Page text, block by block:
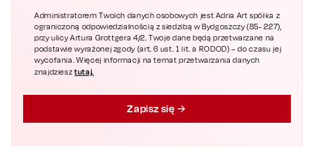
Administratorem Twoich danych osobowych jest Adria Art spółka z
ograniczoną odpowiedzialnością z siedzibą w Bydgoszczy (85- 227),
przy ulicy Artura Grottgera 4/2. Twoje dane będą przetwarzane na
podstawie wyrażonej zgody (art. 6 ust. 1 lit. a RODOD) – do czasu jej
wycofania. Więcej informacji na temat przetwarzania danych
znajdziesztutaj.
Zapisz się